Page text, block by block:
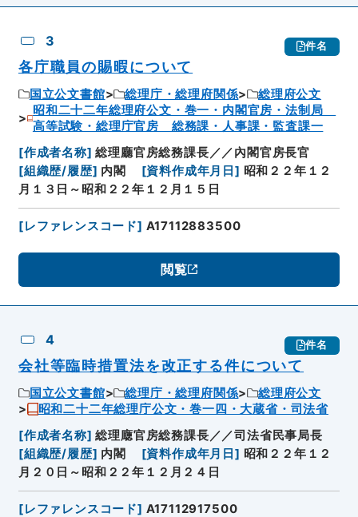
3 件名
各庁職員の賜暇について
国立公文書館 総理庁・総理府関係
総理府公文
昭和二十二年総理府公文・巻一・内閣官房・法制局
高等試験・総理庁官房 総務課・人事課・監査課一
[作成者名称] 総理廳官房総務課長／／內閣官房長官
[組織歴/履歴] 内閣 [資料作成年月日] 昭和２２年１２
月１３日～昭和２２年１２月１５日
[レファレンスコード] A17112883500
閲覧
4 件名
会社等臨時措置法を改正する件について
国立公文書館 総理庁・総理府関係
総理府公文
昭和二十二年総理庁公文・巻一四・大蔵省・司法省
[作成者名称] 総理廰官房総務課長／／司法省民事局長
[組織歴/履歴] 内閣 [資料作成年月日] 昭和２２年１２
月２０日～昭和２２年１２月２４日
[レファレンスコード] A17112917500